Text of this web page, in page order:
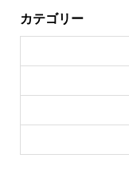
カテゴリー